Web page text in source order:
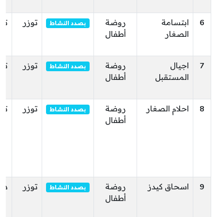
6
ابتسامة
الصغار
روضة
أطفال
بصدد النشاط توزر
7
اجيال
المستقبل
روضة
أطفال
بصدد النشاط توزر
8 احلام الصغار
روضة
أطفال
بصدد النشاط توزر
9 اسحاق كيدز
روضة
أطفال
بصدد النشاط توزر